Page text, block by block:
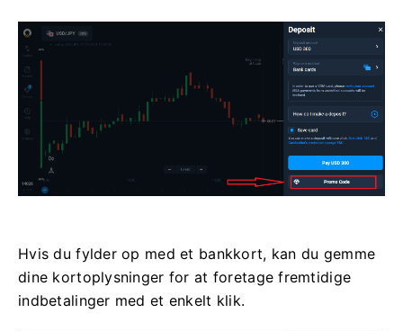
Hvis du fylder op med et bankkort, kan du gemme
dine kortoplysninger for at foretage fremtidige
indbetalinger med et enkelt klik.